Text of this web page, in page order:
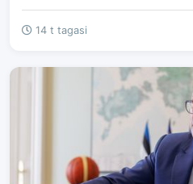
14 t tagasi